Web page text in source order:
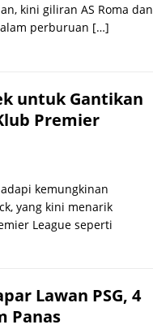
kini giliran AS Roma dan
perburuan […]
untuk Gantikan
Premier
kemungkinan
yang kini menarik
League seperti
Lawan PSG, 4
Panas